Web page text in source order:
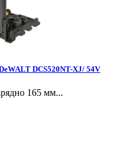
DCS520NT-XJ/ 54V
165 мм...